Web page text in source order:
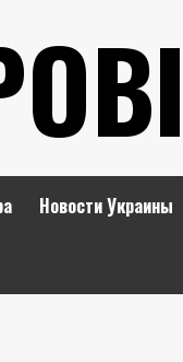
Новости Украины